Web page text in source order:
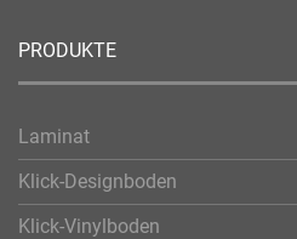
PRODUKTE
Laminat
Klick-Designboden
Klick-Vinylboden